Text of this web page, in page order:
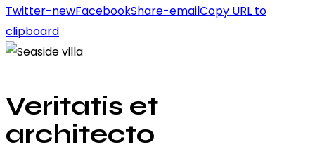
Twitter-newFacebookShare-emailCopy URL to
clipboard
Veritatis et
architecto